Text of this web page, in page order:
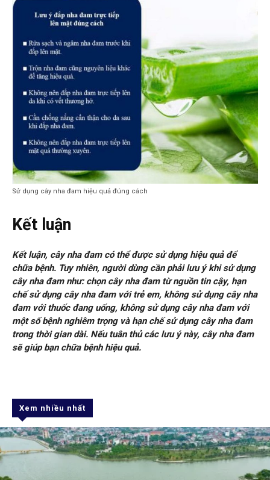
Sử dụng cây nha đam hiệu quả đúng cách
Kết luận
Kết luận, cây nha đam có thể được sử dụng hiệu quả để
chữa bệnh. Tuy nhiên, người dùng cần phải lưu ý khi sử dụng
cây nha đam như: chọn cây nha đam từ nguồn tin cậy, hạn
chế sử dụng cây nha đam với trẻ em, không sử dụng cây nha
đam với thuốc đang uống, không sử dụng cây nha đam với
một số bệnh nghiêm trọng và hạn chế sử dụng cây nha đam
trong thời gian dài. Nếu tuân thủ các lưu ý này, cây nha đam
sẽ giúp bạn chữa bệnh hiệu quả.
Xem nhiều nhất